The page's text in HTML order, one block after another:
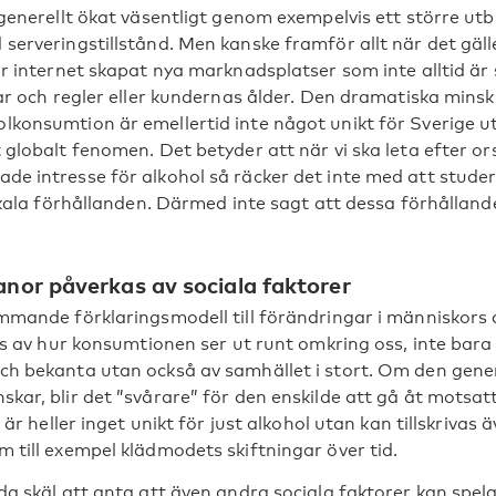
ökat väsentligt genom exempelvis ett större
serveringstillstånd. Men kanske framför allt när det
internet skapat nya marknadsplatser som inte alltid är
och regler eller kundernas ålder. Den dramatiska
är emellertid inte något unikt för Sverige
fenomen. Det betyder att när vi ska leta efter
intresse för alkohol så räcker det inte med att
förhållanden. Därmed inte sagt att dessa
påverkas av sociala faktorer
förklaringsmodell till förändringar i människors
av hur konsumtionen ser ut runt omkring oss, inte
bekanta utan också av samhället i stort. Om den
blir det ”svårare” för den enskilde att gå åt
är heller inget unikt för just alkohol utan kan tillskrivas
till exempel klädmodets skiftningar över tid.